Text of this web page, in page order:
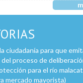
ciudadanía para que
proceso de
para el río
mercado mayorista)